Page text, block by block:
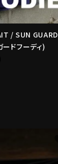
/ SUN GUARD
ドフーディ)